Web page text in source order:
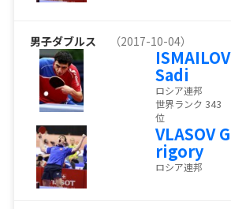
男子ダブルス （2017-10-04）
ISMAILOV
Sadi
ロシア連邦
世界ランク 343
位
VLASOV G
rigory
ロシア連邦